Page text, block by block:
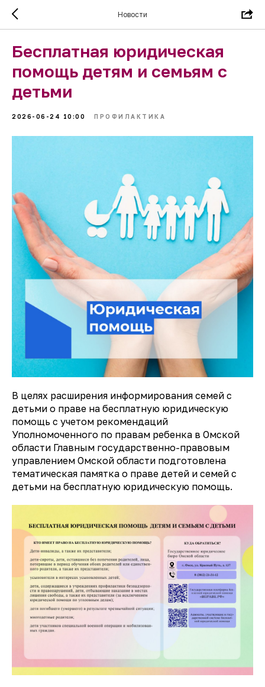
Новости
Бесплатная юридическая
помощь детям и семьям с
детьми
2026-06-24 10:00 ПРОФИЛАКТИКА
В целях расширения информирования семей с
детьми о праве на бесплатную юридическую
помощь с учетом рекомендаций
Уполномоченного по правам ребенка в Омской
области Главным государственно-правовым
управлением Омской области подготовлена
тематическая памятка о праве детей и семей с
детьми на бесплатную юридическую помощь.